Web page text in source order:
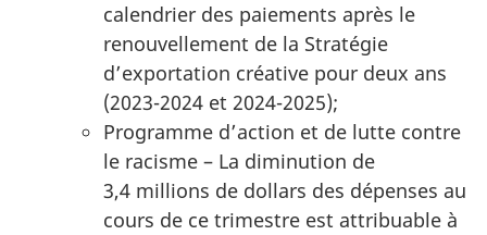
calendrier des paiements après le
renouvellement de la Stratégie
d’exportation créative pour deux ans
(2023-2024 et 2024-2025);
Programme d’action et de lutte contre
le racisme – La diminution de
3,4 millions de dollars des dépenses au
cours de ce trimestre est attribuable à